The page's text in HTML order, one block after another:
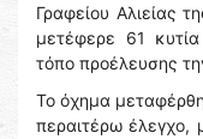
Γραφείου Αλιείας
μετέφερε 61
τόπο προέλευσης
Το όχημα
περαιτέρω έλεγχο,